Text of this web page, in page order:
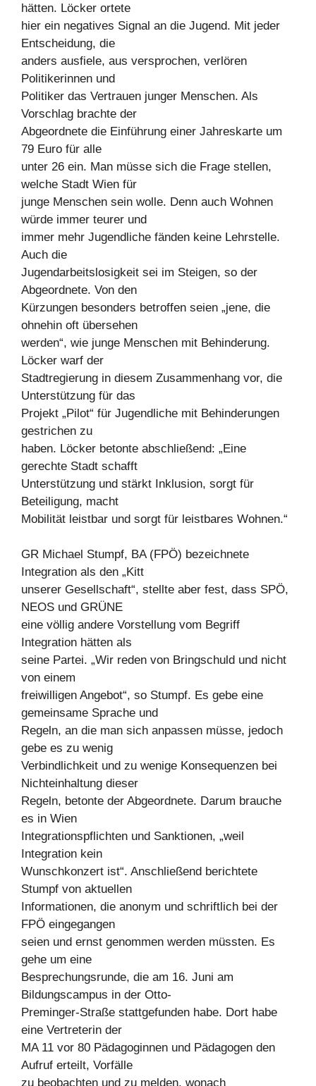
hätten. Löcker ortete
hier ein negatives Signal an die Jugend. Mit jeder
Entscheidung, die
anders ausfiele, aus versprochen, verlören
Politikerinnen und
Politiker das Vertrauen junger Menschen. Als
Vorschlag brachte der
Abgeordnete die Einführung einer Jahreskarte um
79 Euro für alle
unter 26 ein. Man müsse sich die Frage stellen,
welche Stadt Wien für
junge Menschen sein wolle. Denn auch Wohnen
würde immer teurer und
immer mehr Jugendliche fänden keine Lehrstelle.
Auch die
Jugendarbeitslosigkeit sei im Steigen, so der
Abgeordnete. Von den
Kürzungen besonders betroffen seien „jene, die
ohnehin oft übersehen
werden“, wie junge Menschen mit Behinderung.
Löcker warf der
Stadtregierung in diesem Zusammenhang vor, die
Unterstützung für das
Projekt „Pilot“ für Jugendliche mit Behinderungen
gestrichen zu
haben. Löcker betonte abschließend: „Eine
gerechte Stadt schafft
Unterstützung und stärkt Inklusion, sorgt für
Beteiligung, macht
Mobilität leistbar und sorgt für leistbares Wohnen.“
GR Michael Stumpf, BA (FPÖ) bezeichnete
Integration als den „Kitt
unserer Gesellschaft“, stellte aber fest, dass SPÖ,
NEOS und GRÜNE
eine völlig andere Vorstellung vom Begriff
Integration hätten als
seine Partei. „Wir reden von Bringschuld und nicht
von einem
freiwilligen Angebot“, so Stumpf. Es gebe eine
gemeinsame Sprache und
Regeln, an die man sich anpassen müsse, jedoch
gebe es zu wenig
Verbindlichkeit und zu wenige Konsequenzen bei
Nichteinhaltung dieser
Regeln, betonte der Abgeordnete. Darum brauche
es in Wien
Integrationspflichten und Sanktionen, „weil
Integration kein
Wunschkonzert ist“. Anschließend berichtete
Stumpf von aktuellen
Informationen, die anonym und schriftlich bei der
FPÖ eingegangen
seien und ernst genommen werden müssten. Es
gehe um eine
Besprechungsrunde, die am 16. Juni am
Bildungscampus in der Otto-
Preminger-Straße stattgefunden habe. Dort habe
eine Vertreterin der
MA 11 vor 80 Pädagoginnen und Pädagogen den
Aufruf erteilt, Vorfälle
zu beobachten und zu melden, wonach